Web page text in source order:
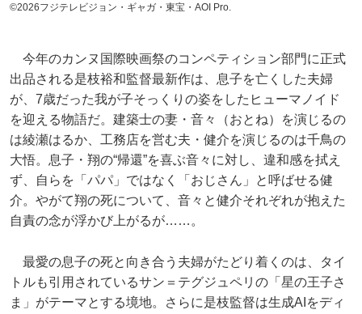
©2026フジテレビジョン・ギャガ・東宝・AOI Pro.
今年のカンヌ国際映画祭のコンペティション部門に正式
出品される是枝裕和監督最新作は、息子を亡くした夫婦
が、7歳だった我が子そっくりの姿をしたヒューマノイド
を迎える物語だ。建築士の妻・音々（おとね）を演じるの
は綾瀬はるか、工務店を営む夫・健介を演じるのは千鳥の
大悟。息子・翔の“帰還”を喜ぶ音々に対し、違和感を拭え
ず、自らを「パパ」ではなく「おじさん」と呼ばせる健
介。やがて翔の死について、音々と健介それぞれが抱えた
自責の念が浮かび上がるが……。
最愛の息子の死と向き合う夫婦がたどり着くのは、タイ
トルも引用されているサン＝テグジュペリの「星の王子さ
ま」がテーマとする境地。さらに是枝監督は生成AIをディ